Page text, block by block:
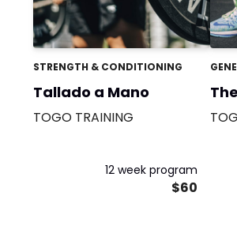
STRENGTH & CONDITIONING
Tallado a Mano
TOGO TRAINING
12 week program
$60